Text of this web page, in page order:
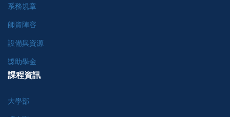
系務規章
師資陣容
設備與資源
獎助學金
課程資訊
大學部